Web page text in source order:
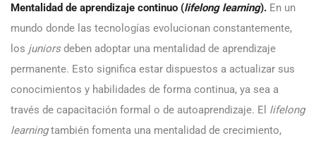
Mentalidad de aprendizaje continuo (lifelong learning). En un
mundo donde las tecnologías evolucionan constantemente,
los juniorsdeben adoptar una mentalidad de aprendizaje
permanente. Esto significa estar dispuestos a actualizar sus
conocimientos y habilidades de forma continua, ya sea a
través de capacitación formal o de autoaprendizaje. El lifelong
learningtambién fomenta una mentalidad de crecimiento,